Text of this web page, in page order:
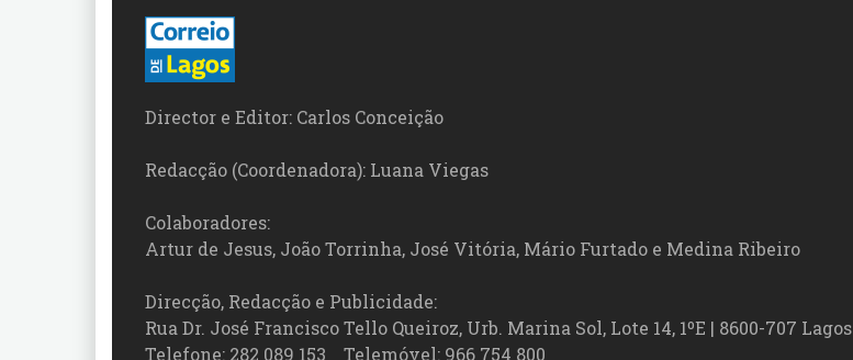
Director e Editor: Carlos Conceição
Redacção (Coordenadora): Luana Viegas
Colaboradores:
Artur de Jesus, João Torrinha, José Vitória, Mário Furtado e Medina Ribeiro
Direcção, Redacção e Publicidade:
Rua Dr. José Francisco Tello Queiroz, Urb. Marina Sol, Lote 14, 1ºE | 8600-707 Lagos
Telefone: 282 089 153 Telemóvel: 966 754 800